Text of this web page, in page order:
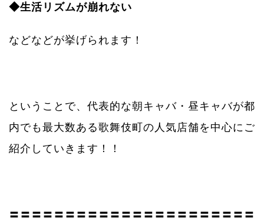
◆生活リズムが崩れない
などなどが挙げられます！
ということで、代表的な朝キャバ・昼キャバが都
内でも最大数ある歌舞伎町の人気店舗を中心にご
紹介していきます！！
〓〓〓〓〓〓〓〓〓〓〓〓〓〓〓〓〓〓〓〓〓〓